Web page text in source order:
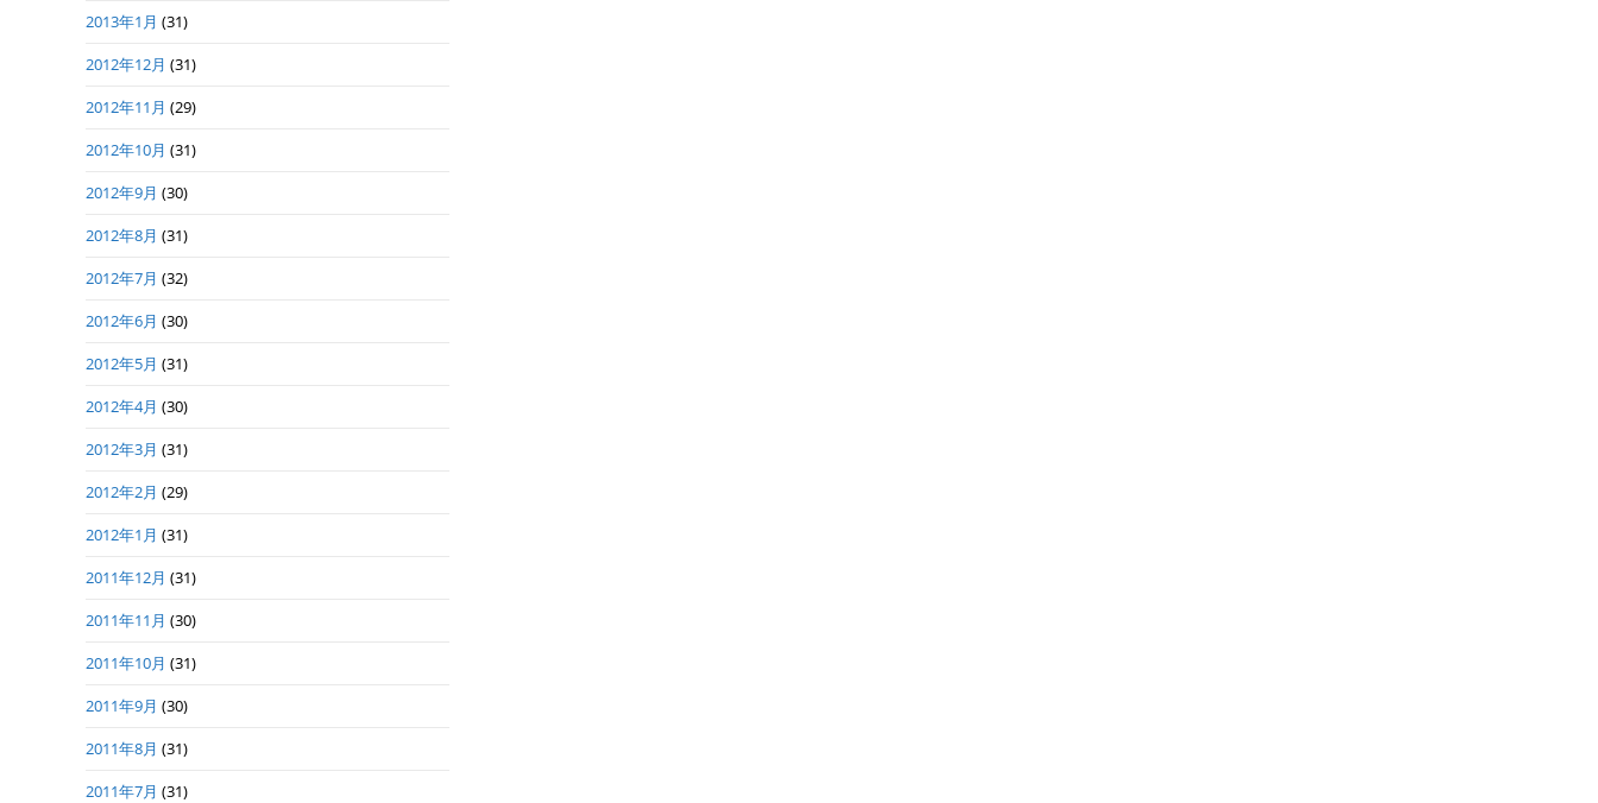
2013年1月 (31)
2012年12月 (31)
2012年11月 (29)
2012年10月 (31)
2012年9月 (30)
2012年8月 (31)
2012年7月 (32)
2012年6月 (30)
2012年5月 (31)
2012年4月 (30)
2012年3月 (31)
2012年2月 (29)
2012年1月 (31)
2011年12月 (31)
2011年11月 (30)
2011年10月 (31)
2011年9月 (30)
2011年8月 (31)
2011年7月 (31)